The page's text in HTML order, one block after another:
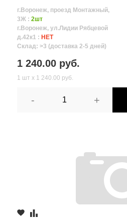
г.Воронеж, проезд Монтажный,
3Ж : 2шт
г.Воронеж, ул.Лидии Рябцевой
д.42к1 : НЕТ
Склад: >3 (доставка 2-5 дней)
1 240.00 руб.
1 шт х 1 240.00 руб.
- +